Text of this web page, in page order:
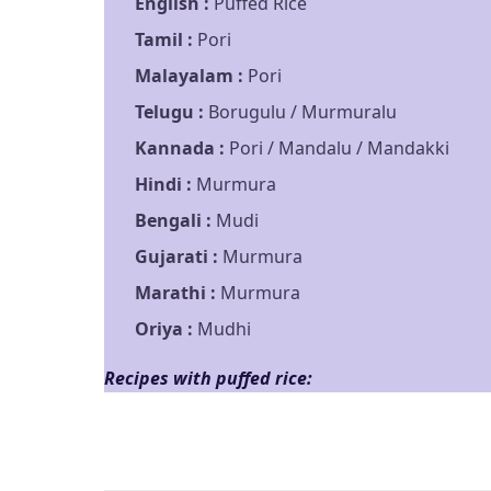
Tamil : Pori
Malayalam : Pori
Telugu : Borugulu / Murmuralu
Kannada : Pori / Mandalu / Mandakki
Hindi : Murmura
Bengali : Mudi
Gujarati : Murmura
Marathi : Murmura
Oriya : Mudhi
Recipes with puffed rice: